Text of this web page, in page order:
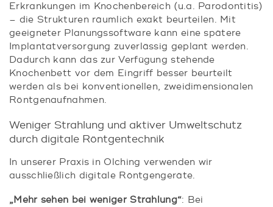
Erkrankungen im Knochenbereich (u.a. Parodontitis)
– die Strukturen räumlich exakt beurteilen. Mit
geeigneter Planungssoftware kann eine spätere
Implantatversorgung zuverlässig geplant werden.
Dadurch kann das zur Verfügung stehende
Knochenbett vor dem Eingriff besser beurteilt
werden als bei konventionellen, zweidimensionalen
Röntgenaufnahmen.
Weniger Strahlung und aktiver Umweltschutz
durch digitale Röntgentechnik
In unserer Praxis in Olching verwenden wir
ausschließlich digitale Röntgengeräte.
„Mehr sehen bei weniger Strahlung“: Bei